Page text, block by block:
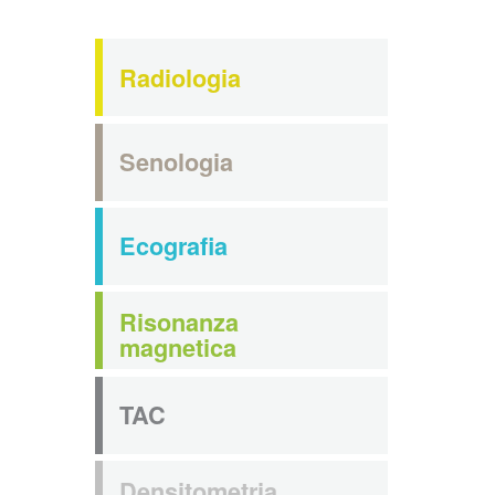
Radiologia
Senologia
Ecografia
Risonanza
magnetica
TAC